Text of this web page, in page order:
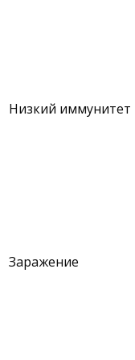
Низкий иммунитет
Заражение